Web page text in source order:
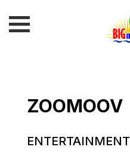
ZOOMOOV
ENTERTAINMENT